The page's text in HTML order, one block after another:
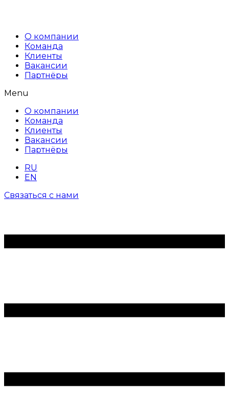
О компании
Команда
Клиенты
Вакансии
Партнёры
Menu
О компании
Команда
Клиенты
Вакансии
Партнёры
RU
EN
Связаться с нами